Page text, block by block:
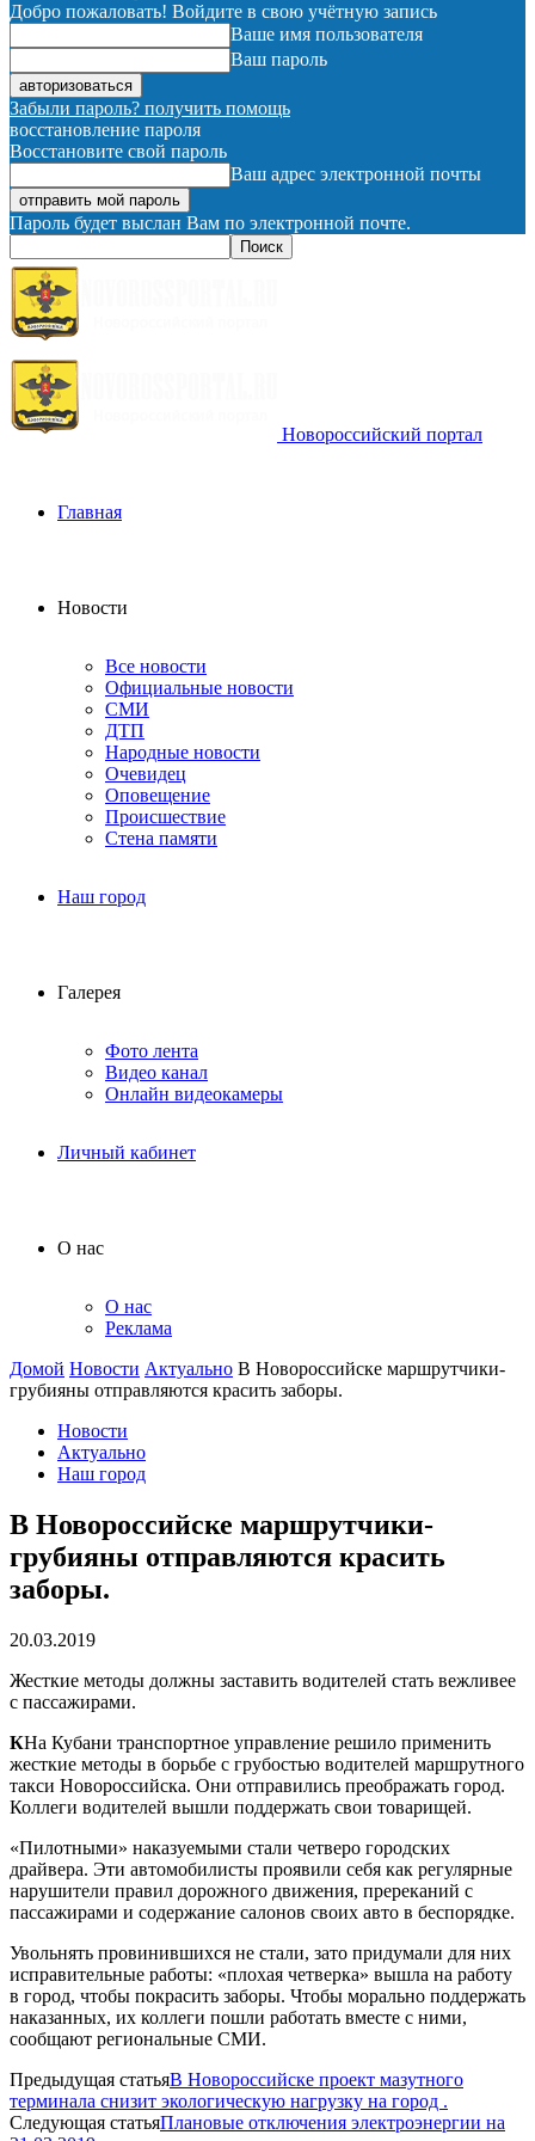
Добро пожаловать! Войдите в свою учётную запись
Ваше имя пользователя
Ваш пароль
Забыли пароль? получить помощь
восстановление пароля
Восстановите свой пароль
Ваш адрес электронной почты
Пароль будет выслан Вам по электронной почте.
Новороссийский портал
Главная
Новости
Все новости
Официальные новости
СМИ
ДТП
Народные новости
Очевидец
Оповещение
Происшествие
Стена памяти
Наш город
Галерея
Фото лента
Видео канал
Онлайн видеокамеры
Личный кабинет
О нас
О нас
Реклама
Домой Новости Актуально В Новороссийске маршрутчики-
грубияны отправляются красить заборы.
Новости
Актуально
Наш город
В Новороссийске маршрутчики-
грубияны отправляются красить
заборы.
20.03.2019
Жесткие методы должны заставить водителей стать вежливее
с пассажирами.
КНа Кубани транспортное управление решило применить
жесткие методы в борьбе с грубостью водителей маршрутного
такси Новороссийска. Они отправились преображать город.
Коллеги водителей вышли поддержать свои товарищей.
«Пилотными» наказуемыми стали четверо городских
драйвера. Эти автомобилисты проявили себя как регулярные
нарушители правил дорожного движения, пререканий с
пассажирами и содержание салонов своих авто в беспорядке.
Увольнять провинившихся не стали, зато придумали для них
исправительные работы: «плохая четверка» вышла на работу
в город, чтобы покрасить заборы. Чтобы морально поддержать
наказанных, их коллеги пошли работать вместе с ними,
сообщают региональные СМИ.
Предыдущая статьяВ Новороссийске проект мазутного
терминала снизит экологическую нагрузку на город .
Следующая статьяПлановые отключения электроэнергии на